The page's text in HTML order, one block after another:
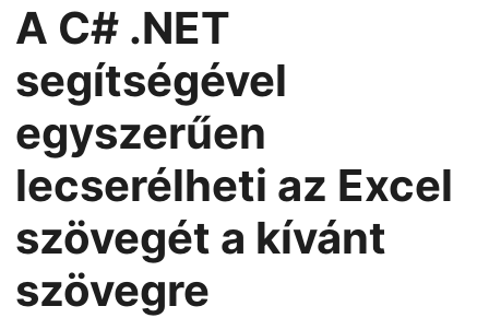
v
i
g
t
i
o
n
A C# .NET
segítségével
egyszerűen
lecserélheti az Excel
szövegét a kívánt
szövegre